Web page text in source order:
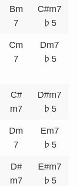
Bm
7
C#m7
♭5
Cm
7
Dm7
♭5
C#
m7
D#m7
♭5
Dm
7
Em7
♭5
D#
m7
E#m7
♭5